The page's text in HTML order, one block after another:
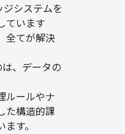
システムを
ています
全てが解決
、データの
ルールやナ
た構造的課
す。